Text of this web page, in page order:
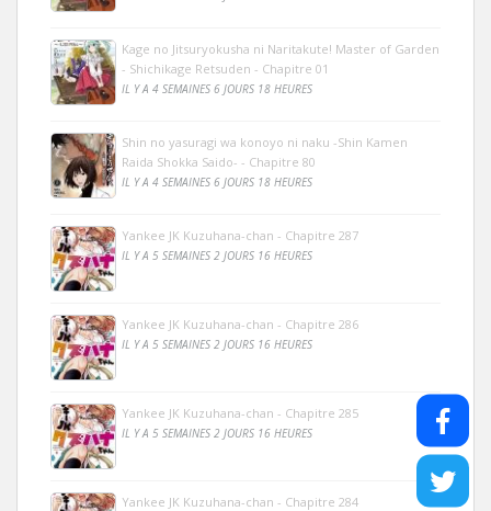
Kage no Jitsuryokusha ni Naritakute! Master of Garden
- Shichikage Retsuden - Chapitre 01
IL Y A 4 SEMAINES 6 JOURS 18 HEURES
Shin no yasuragi wa konoyo ni naku -Shin Kamen
Raida Shokka Saido- - Chapitre 80
IL Y A 4 SEMAINES 6 JOURS 18 HEURES
Yankee JK Kuzuhana-chan - Chapitre 287
IL Y A 5 SEMAINES 2 JOURS 16 HEURES
Yankee JK Kuzuhana-chan - Chapitre 286
IL Y A 5 SEMAINES 2 JOURS 16 HEURES
Yankee JK Kuzuhana-chan - Chapitre 285
IL Y A 5 SEMAINES 2 JOURS 16 HEURES
Yankee JK Kuzuhana-chan - Chapitre 284